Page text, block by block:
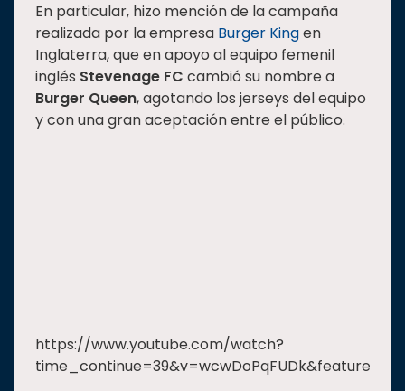
En particular, hizo mención de la campaña
realizada por la empresa Burger Kingen
Inglaterra, que en apoyo al equipo femenil
inglés Stevenage FC cambió su nombre a
Burger Queen, agotando los jerseys del equipo
y con una gran aceptación entre el público.
https://www.youtube.com/watch?